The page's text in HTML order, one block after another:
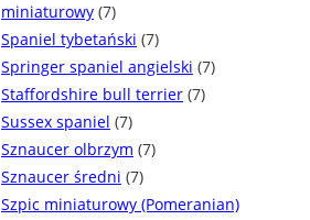
miniaturowy (7)
Spaniel tybetański (7)
Springer spaniel angielski (7)
Staffordshire bull terrier (7)
Sussex spaniel (7)
Sznaucer olbrzym (7)
Sznaucer średni (7)
Szpic miniaturowy (Pomeranian)